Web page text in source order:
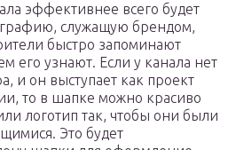
эффективнее всего будет
служащую брендом,
быстро запоминают
его узнают. Если у канала нет
и он выступает как проект
то в шапке можно красиво
логотип так, чтобы они были
Это будет